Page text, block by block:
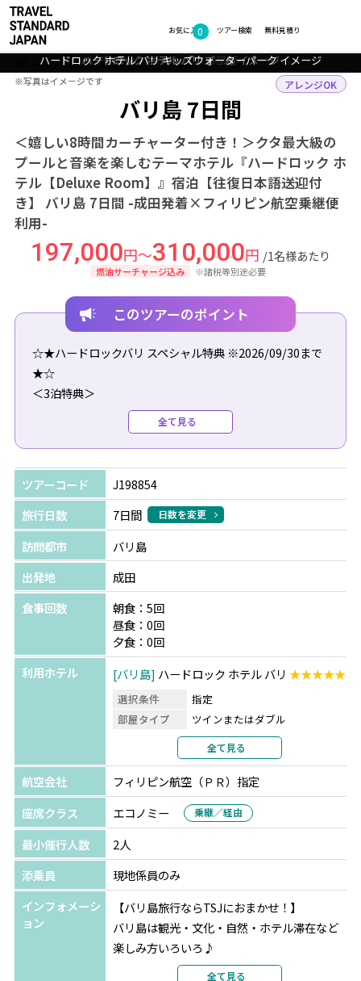
お気に入り
0 無料見積り
ツアー検索
アジア インドネシア バリ島 ツアー詳細
バリ島 7日間
＜嬉しい8時間カーチャーター付き！＞クタ最大級の
プールと音楽を楽しむテーマホテル『ハードロック ホ
テル【Deluxe Room】』宿泊【往復日本語送迎付
き】 バリ島 7日間 -成田発着×フィリピン航空乗継便
利用-
アレンジOK
197,000円～310,000円 /1名様あたり
燃油サーチャージ込み ※諸税等別途必要
ハードロック ホテル バリ キッズクラブ イメージ
ハードロック ホテル バリ お部屋イメージ
ハードロック ホテル バリ プール イメージ
ハードロック ホテル バリ キッズウォーターパーク イメージ
ハードロック ホテル バリ プール イメージ
フォトギャラリー
※写真はイメージです
※写真はイメージです
このツアーのポイント
☆★ハードロックバリ スペシャル特典 ※2026/09/30まで
★☆
＜3泊特典＞
◆30分のフットマッサージ1回付き♪
◆カメラマンによるフォトショット1回付き♪
＜TSJだけの限定特典＞
特典の8時間カーチャーターご利用時に限り、ご案内可能
です。
※早割特典はA～Fの中からいずれか1つ
※ご利用希望の場合は、ツアーご予約時にお申し付けくだ
さい。
◆ご出発90日前までのご予約
〇Ａプラン：ジンバランビーチでのシーフードBBQディナ
ー+ソフトドリンク1杯
〇Ｂプラン：絶品「イイガワルン」でのナシゴレンポーク
リブ+ビンタンビール1杯 ※クタ・ウブド・ウルワツ
〇Ｃプラン：名店「イブオカ」でのバビグリン+ビンタン
◆ご出発120日前までのご予約
〇Dプラン：インスタ映え「トラガシンハ トロピカルリバ
ークラブ」でのフローティングランチ1回
〇Eプラン：人気街スパ「バリオーキッドスパ」でのマッ
サージ60分
タヌーンティー1回 ※年末年始は利用不可
※1名様参加の場合、Dプラン・Fプランはご利用いただけ
全て見る
ツアーコード
J198854
旅行日数
7日間 日数を変更
訪問都市
バリ島
出発地
成田
食事回数
朝食：5回
昼食：0回
夕食：0回
利用ホテル
バリ島 ハードロック ホテル バリ ★★★★★
選択条件
指定
部屋タイプ
ツインまたはダブル
2名1室利用
部屋カテゴリ
デラックスルーム
全て見る
航空会社
フィリピン航空（ＰＲ）指定
座席クラス
エコノミー 乗継／経由
最小催行人数
2人
添乗員
現地係員のみ
インフォメーシ
ョン
【バリ島旅行ならTSJにおまかせ！】
バリ島は観光・文化・自然・ホテル滞在など
楽しみ方いろいろ♪
ビーチとウブドの異なる雰囲気の2エリアに滞
全て見る